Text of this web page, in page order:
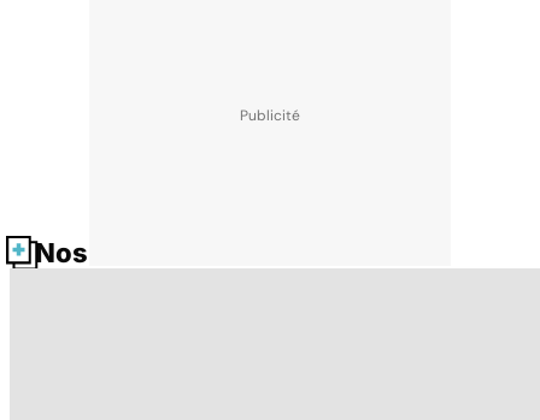
Nos fiches santé